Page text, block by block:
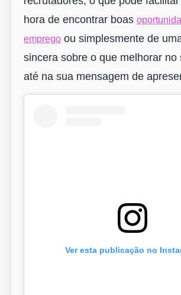
hora de encontrar boas
emprego ou simplesmente de
sincera sobre o que melhorar no
até na sua mensagem de
Ver esta publicação no